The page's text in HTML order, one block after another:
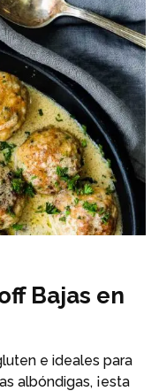
Bajas en
e ideales para
albóndigas, ¡esta